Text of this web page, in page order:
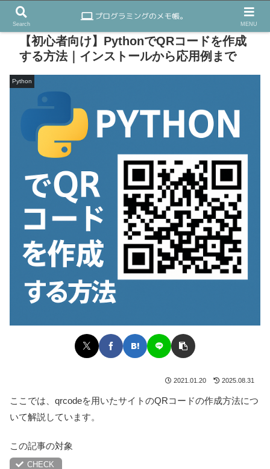
【初心者向け】PythonでQRコードを作成
する方法｜インストールから応用例まで
Python
2021.01.20 2025.08.31
ここでは、qrcodeを用いたサイトのQRコードの作成方法につ
いて解説しています。
この記事の対象
Search MENU